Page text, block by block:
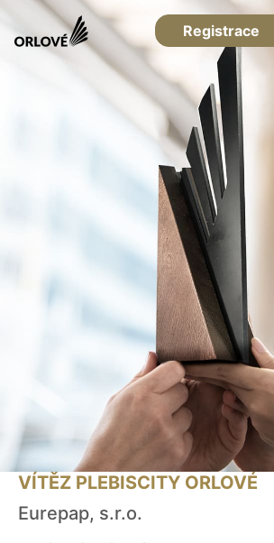
Registrace
VÍTĚZ PLEBISCITY ORLOVÉ
Eurepap, s.r.o.